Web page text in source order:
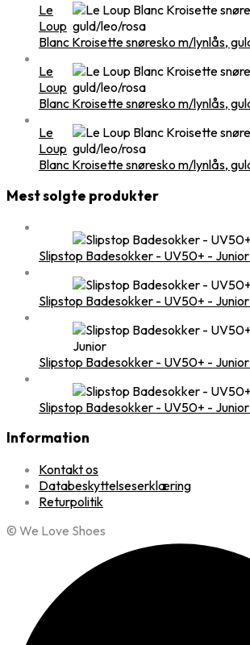
Le
Loup
Blanc Kroisette snøresko m/lynlås,
Le
Loup
Blanc Kroisette snøresko m/lynlås,
Le
Loup
Blanc Kroisette snøresko m/lynlås,
Mest solgte produkter
Slipstop Badesokker - UV50+ -
Slipstop Badesokker - UV50+ -
Slipstop Badesokker - UV50+ -
Slipstop Badesokker - UV50+ -
Information
Kontakt os
Databeskyttelseserklæring
Returpolitik
© We Love Shoes